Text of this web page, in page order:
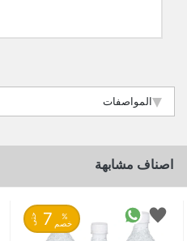
المواصفات
اصناف مشابهة
حتى 7
%
خصم